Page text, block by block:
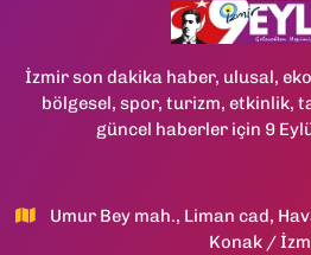
İzmir son dakika haber, ulusal,
bölgesel, spor, turizm, etkinlik,
güncel haberler için 9
Umur Bey mah., Liman cad,
Konak /